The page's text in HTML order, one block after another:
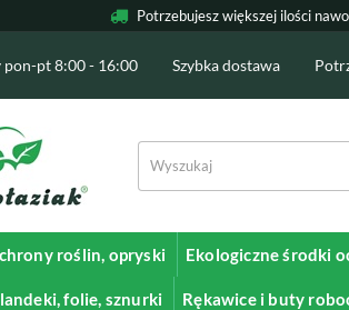
Potrzebujesz większej ilości
pon-pt 8:00 - 16:00 Szybka dostawa
roślin, opryski Ekologiczne środki
folie, sznurki Rękawice i buty